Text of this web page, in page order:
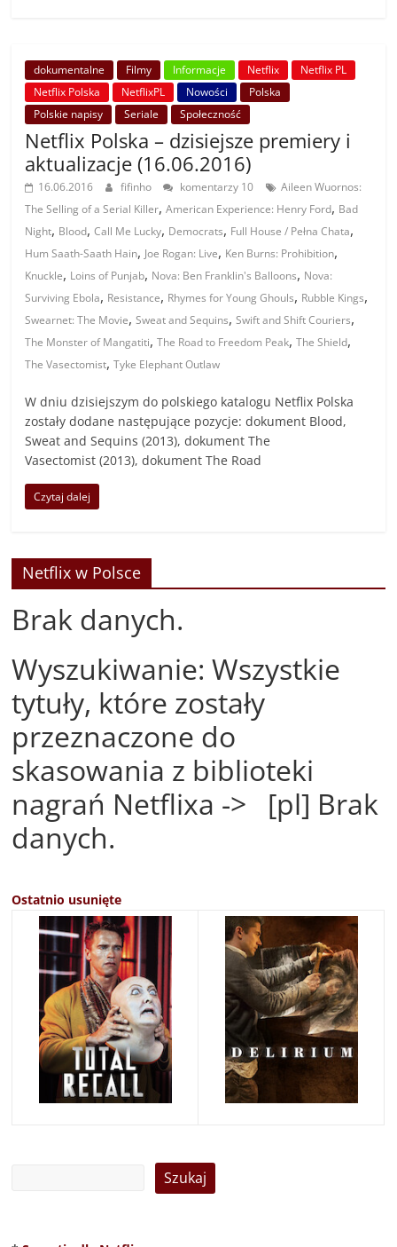
dokumentalne Filmy Informacje Netflix
Netflix PL
Netflix Polska
NetflixPL Nowości
Polska
Polskie napisy
Seriale Społeczność
Netflix Polska – dzisiejsze premiery i
aktualizacje (16.06.2016)
16.06.2016 fifinho komentarzy 10
Aileen Wuornos:
The Selling of a Serial Killer,American Experience: Henry Ford, Bad
Night, Blood,Call Me Lucky, Democrats, Full House / Pełna Chata,
Hum Saath-Saath Hain, Joe Rogan: Live, Ken Burns: Prohibition,
Knuckle, Loins of Punjab, Nova: Ben Franklin's Balloons, Nova:
Surviving Ebola, Resistance, Rhymes for Young Ghouls, Rubble Kings,
Swearnet: The Movie,Sweat and Sequins,Swift and Shift Couriers,
The Monster of Mangatiti,The Road to Freedom Peak,The Shield,
The Vasectomist,Tyke Elephant Outlaw
W dniu dzisiejszym do polskiego katalogu Netflix Polska
zostały dodane następujące pozycje: dokument Blood,
Sweat and Sequins (2013), dokument The
Vasectomist (2013), dokument The Road
Czytaj dalej
Netflix w Polsce
Brak danych.
Wyszukiwanie: Wszystkie
tytuły, które zostały
przeznaczone do
skasowania z biblioteki
nagrań Netflixa -> [pl] Brak
danych.
Ostatnio usunięte